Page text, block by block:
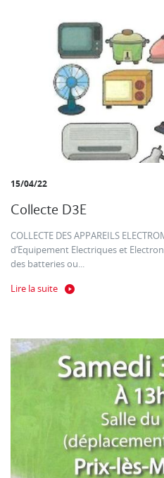
15/04/22
Collecte D3E
COLLECTE DES APPAREILS
d’Equipement Electriques et
des batteries ou...
Lire la suite